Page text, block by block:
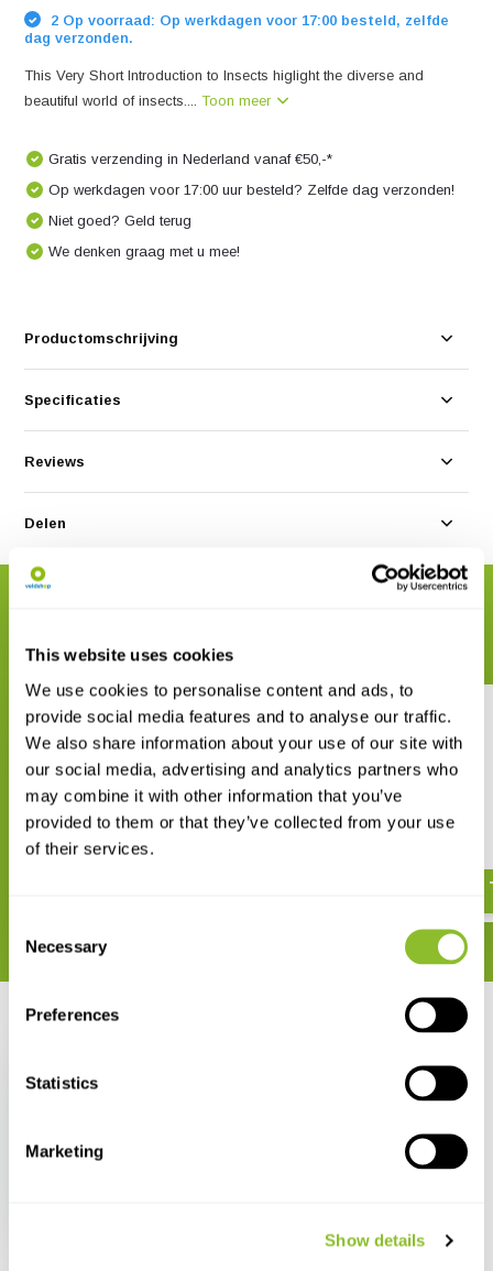
This website uses cookies
We use cookies to personalise content and ads, to
provide social media features and to analyse our traffic.
We also share information about your use of our site with
our social media, advertising and analytics partners who
may combine it with other information that you’ve
provided to them or that they’ve collected from your use
of their services.
Selection
Necessary
Preferences
Statistics
Marketing
Show details
2 Op voorraad: Op werkdagen voor 17:00 besteld, zelfde
dag verzonden.
This Very Short Introduction to Insects higlight the diverse and
beautiful world of insects....Toon meer
Gratis verzending in Nederland vanaf €50,-*
Op werkdagen voor 17:00 uur besteld? Zelfde dag verzonden!
Niet goed? Geld terug
We denken graag met u mee!
Productomschrijving
Specificaties
Reviews
Delen
Insects of North America
€ 24,52
Wespen
Recent bekeken